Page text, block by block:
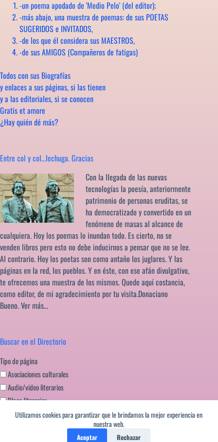
Utilizamos cookies para garantizar que le brindamos la mejor experiencia en
nuestra web.
Aceptar Rechazar
-un poema apodado de 'Medio Pelo' (del editor);
-más abajo, una muestra de poemas: de sus POETAS
SUGERIDOS e INVITADOS,
-de los que él considera sus MAESTROS,
-de sus AMIGOS (Compañeros de fatigas)
Todos con sus Biografías
y enlaces a sus páginas, si las tienen
y a las editoriales, si se conocen
Gratis et amore
¿Hay quién dé más?
Entre col y col…lechuga. Gracias
Con la llegada de las nuevas
tecnologías la poesía, anteriormente
patrimonio de personas eruditas, se
ha democratizado y convertido en un
fenómeno de masas al alcance de
cualquiera. Hoy los poemas lo inundan todo. Es cierto, no se
venden libros pero esto no debe inducirnos a pensar que no se lee.
Al contrario. Hoy los poetas son como antaño los juglares. Y las
páginas en la red, los pueblos. Y en éste, con ese afán divulgativo,
te ofrecemos una muestra de los mismos. Quede aquí costancia,
como editor, de mi agradecimiento por tu visita.Donaciano
Bueno.Ver más…
Buscar en el Directorio
Tipo de página
Asociaciones culturales
Audio/video literarios
Blogs literarios
Editoriales literatura